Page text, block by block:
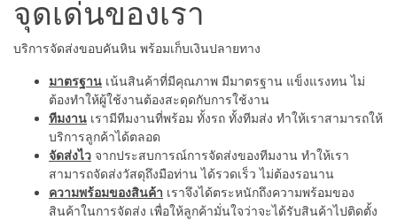
จุดเด่นของเรา
บริการจัดส่งขอบคันหิน พร้อมเก็บเงินปลายทาง
มาตรฐาน เน้นสินค้าที่มีคุณภาพ มีมาตรฐาน แข็งแรงทน ไม่
ต้องทำให้ผู้ใช้งานต้องสะดุดกับการใช้งาน
ทีมงาน เรามีทีมงานที่พร้อม ทั้งรถ ทั้งทีมส่ง ทำให้เราสามารถให้
บริการลูกค้าได้ตลอด
จัดส่งไว จากประสบการณ์การจัดส่งของทีมงาน ทำให้เรา
สามารถจัดส่งวัสดุถึงมือท่าน ได้รวดเร็ว ไม่ต้องรอนาน
ความพร้อมของสินค้า เราจึงได้ตระหนักถึงความพร้อมของ
สินค้าในการจัดส่ง เพื่อให้ลูกค้ามั่นใจว่าจะได้รับสินค้าไปติดตั้ง